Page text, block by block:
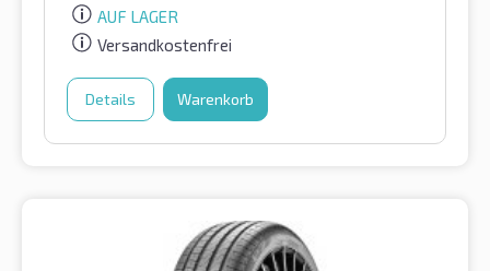
AUF LAGER
Versandkostenfrei
Details Warenkorb